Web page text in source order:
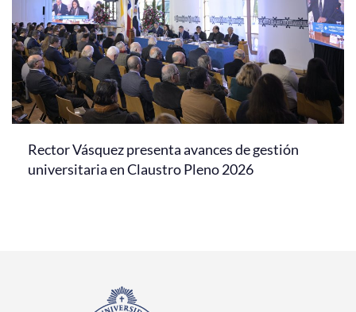
Rector Vásquez presenta avances de gestión
universitaria en Claustro Pleno 2026